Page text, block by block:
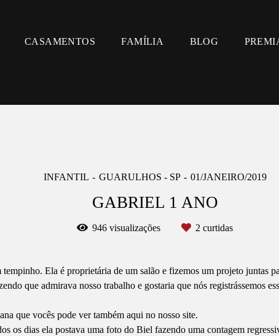
CASAMENTOS FAMÍLIA BLOG
INFANTIL GUARULHOS - SP 01/JANEIRO/2019
GABRIEL 1 ANO
946 visualizações 2 curtidas
Ela é proprietária de um salão e fizemos um projeto juntas
que admirava nosso trabalho e gostaria que nós registrássemos
que vocês pode ver também aqui no nosso site.
os dias ela postava uma foto do Biel fazendo uma contagem